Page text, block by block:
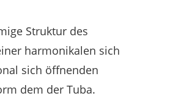
Struktur des
harmonikalen sich
sich öffnenden
dem der Tuba.